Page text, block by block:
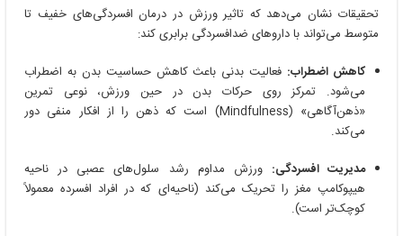
تحقیقات نشان می‌دهد که تاثیر ورزش در درمان افسردگی‌های خفیف تا
متوسط می‌تواند با داروهای ضد‌افسردگی برابری کند:
کاهش اضطراب: فعالیت بدنی باعث کاهش حساسیت بدن به اضطراب
می‌شود. تمرکز روی حرکات بدن در حین ورزش، نوعی تمرین
«ذهن‌آگاهی» (Mindfulness) است که ذهن را از افکار منفی دور
می‌کند.
مدیریت افسردگی: ورزش مداوم رشد سلول‌های عصبی در ناحیه
هیپوکامپ مغز را تحریک می‌کند (ناحیه‌ای که در افراد افسرده معمولاً
کوچک‌تر است).